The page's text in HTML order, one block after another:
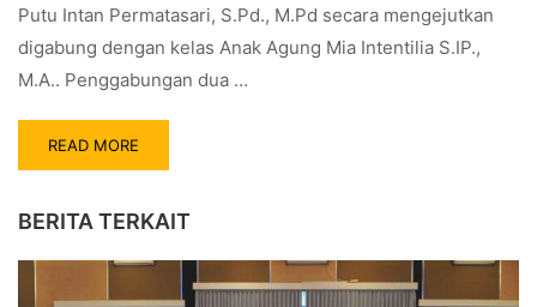
Putu Intan Permatasari, S.Pd., M.Pd secara mengejutkan
digabung dengan kelas Anak Agung Mia Intentilia S.IP.,
M.A.. Penggabungan dua …
READ MORE
BERITA TERKAIT